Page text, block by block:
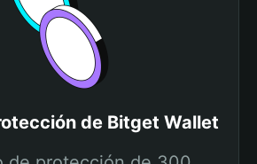
de Bitget Wallet